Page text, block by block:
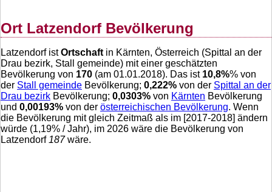
Ort Latzendorf Bevölkerung
Latzendorf istOrtschaft in Kärnten, Österreich (Spittal an der
Drau bezirk, Stall gemeinde) mit einer geschätzten
Bevölkerung von 170 (am 01.01.2018). Das ist 10,8%% von
der Stall gemeinde Bevölkerung; 0,222% von der Spittal an der
Drau bezirk Bevölkerung; 0,0303% von Kärnten Bevölkerung
und 0,00193% von der österreichischen Bevölkerung. Wenn
die Bevölkerung mit gleich Zeitmaß als im [2017-2018] ändern
würde (1,19% / Jahr), im 2026 wäre die Bevölkerung von
Latzendorf 187wäre.